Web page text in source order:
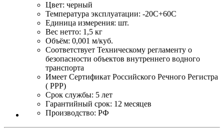
Цвет: черный
Температура эксплуатации: -20С+60С
Единица измерения: шт.
Вес нетто: 1,5 кг
Объём: 0,001 м/куб.
Соответствует Техническому регламенту о
безопасности объектов внутреннего водного
транспорта
Имеет Сертификат Российского Речного Регистра
( РРР)
Срок службы: 5 лет
Гарантийный срок: 12 месяцев
Производство: РФ